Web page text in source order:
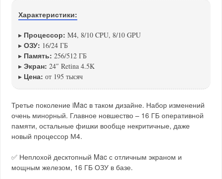
Характеристики:
▸ Процессор: M4, 8/10 CPU, 8/10 GPU
▸ОЗУ: 16/24 ГБ
▸ Память: 256/512 ГБ
▸Экран: 24″ Retina 4.5K
▸ Цена: от 195 тысяч
Третье поколение iMac в таком дизайне. Набор изменений
очень минорный. Главное новшество – 16 ГБ оперативной
памяти, остальные фишки вообще некритичные, даже
новый процессор М4.
✅ Неплохой десктопный Mac с отличным экраном и
мощным железом, 16 ГБ ОЗУ в базе.